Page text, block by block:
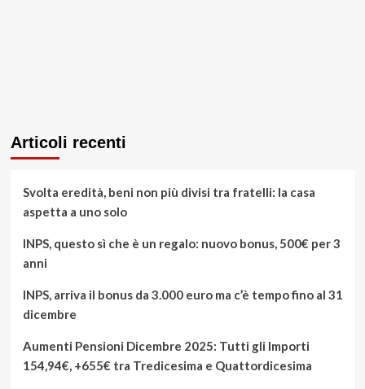
Articoli recenti
Svolta eredità, beni non più divisi tra fratelli: la casa
aspetta a uno solo
INPS, questo sì che è un regalo: nuovo bonus, 500€ per 3
anni
INPS, arriva il bonus da 3.000 euro ma c’è tempo fino al 31
dicembre
Aumenti Pensioni Dicembre 2025: Tutti gli Importi
154,94€, +655€ tra Tredicesima e Quattordicesima